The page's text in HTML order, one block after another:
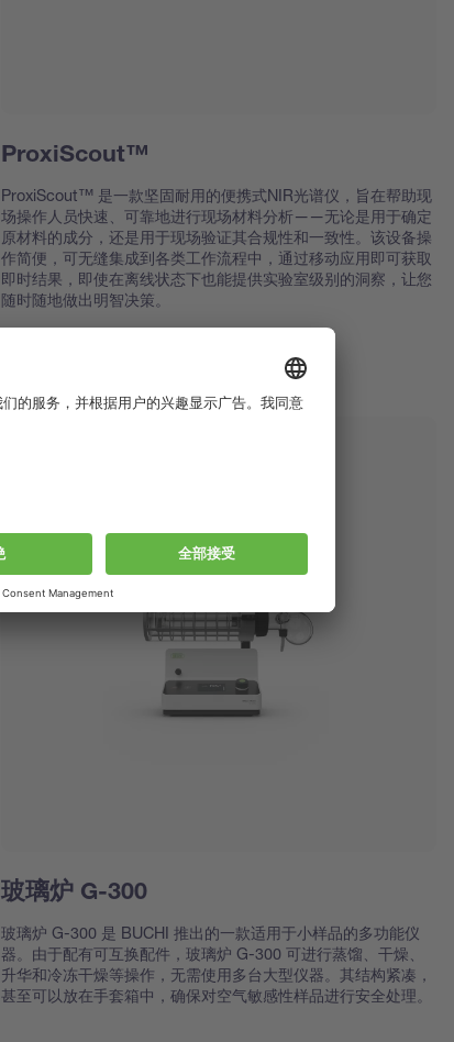
ProxiScout™
ProxiScout™ 是一款坚固耐用的便携式NIR光谱仪，旨在帮助现
场操作人员快速、可靠地进行现场材料分析——无论是用于确定
原材料的成分，还是用于现场验证其合规性和一致性。该设备操
作简便，可无缝集成到各类工作流程中，通过移动应用即可获取
即时结果，即使在离线状态下也能提供实验室级别的洞察，让您
随时随地做出明智决策。
玻璃炉 G-300
玻璃炉 G-300 是 BUCHI 推出的一款适用于小样品的多功能仪
器。由于配有可互换配件，玻璃炉 G-300 可进行蒸馏、干燥、
升华和冷冻干燥等操作，无需使用多台大型仪器。其结构紧凑，
甚至可以放在手套箱中，确保对空气敏感性样品进行安全处理。